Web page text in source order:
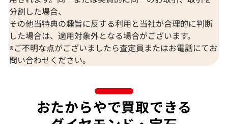
309,000円
2026年7月10日時点
297,000円
分割した場合、
その他当特典の趣旨に反する利用と当社が合理的に判断
した場合は、適用対象外となる場合がございます。
※ご不明な点がございましたら査定員またはお電話にてお
問い合わせください。
おたからやで買取できる